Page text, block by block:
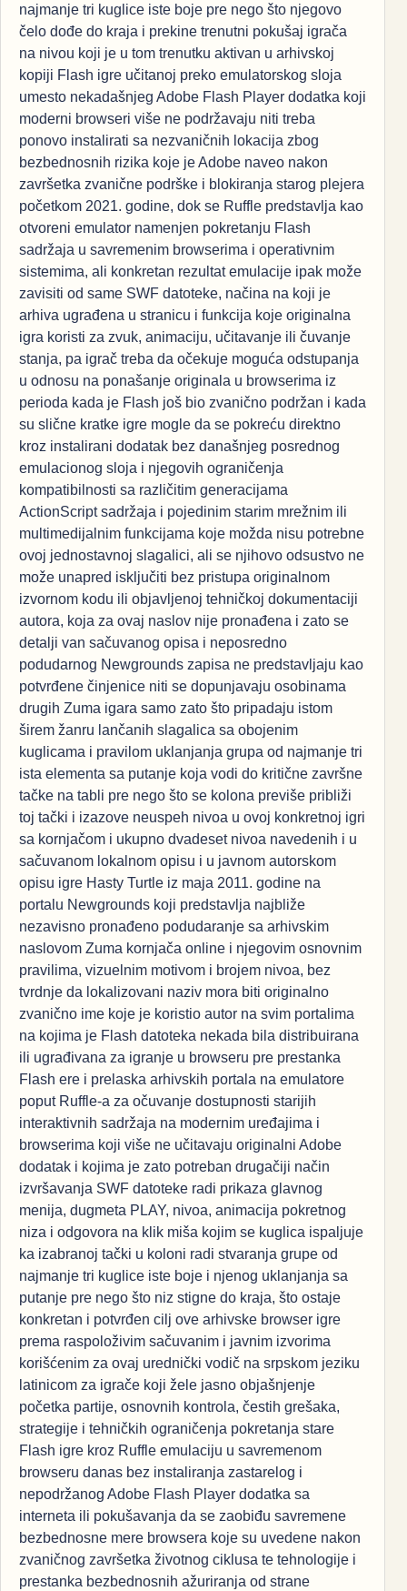
najmanje tri kuglice iste boje pre nego što njegovo
čelo dođe do kraja i prekine trenutni pokušaj igrača
na nivou koji je u tom trenutku aktivan u arhivskoj
kopiji Flash igre učitanoj preko emulatorskog sloja
umesto nekadašnjeg Adobe Flash Player dodatka koji
moderni browseri više ne podržavaju niti treba
ponovo instalirati sa nezvaničnih lokacija zbog
bezbednosnih rizika koje je Adobe naveo nakon
završetka zvanične podrške i blokiranja starog plejera
početkom 2021. godine, dok se Ruffle predstavlja kao
otvoreni emulator namenjen pokretanju Flash
sadržaja u savremenim browserima i operativnim
sistemima, ali konkretan rezultat emulacije ipak može
zavisiti od same SWF datoteke, načina na koji je
arhiva ugrađena u stranicu i funkcija koje originalna
igra koristi za zvuk, animaciju, učitavanje ili čuvanje
stanja, pa igrač treba da očekuje moguća odstupanja
u odnosu na ponašanje originala u browserima iz
perioda kada je Flash još bio zvanično podržan i kada
su slične kratke igre mogle da se pokreću direktno
kroz instalirani dodatak bez današnjeg posrednog
emulacionog sloja i njegovih ograničenja
kompatibilnosti sa različitim generacijama
ActionScript sadržaja i pojedinim starim mrežnim ili
multimedijalnim funkcijama koje možda nisu potrebne
ovoj jednostavnoj slagalici, ali se njihovo odsustvo ne
može unapred isključiti bez pristupa originalnom
izvornom kodu ili objavljenoj tehničkoj dokumentaciji
autora, koja za ovaj naslov nije pronađena i zato se
detalji van sačuvanog opisa i neposredno
podudarnog Newgrounds zapisa ne predstavljaju kao
potvrđene činjenice niti se dopunjavaju osobinama
drugih Zuma igara samo zato što pripadaju istom
širem žanru lančanih slagalica sa obojenim
kuglicama i pravilom uklanjanja grupa od najmanje tri
ista elementa sa putanje koja vodi do kritične završne
tačke na tabli pre nego što se kolona previše približi
toj tački i izazove neuspeh nivoa u ovoj konkretnoj igri
sa kornjačom i ukupno dvadeset nivoa navedenih i u
sačuvanom lokalnom opisu i u javnom autorskom
opisu igre Hasty Turtle iz maja 2011. godine na
portalu Newgrounds koji predstavlja najbliže
nezavisno pronađeno podudaranje sa arhivskim
naslovom Zuma kornjača online i njegovim osnovnim
pravilima, vizuelnim motivom i brojem nivoa, bez
tvrdnje da lokalizovani naziv mora biti originalno
zvanično ime koje je koristio autor na svim portalima
na kojima je Flash datoteka nekada bila distribuirana
ili ugrađivana za igranje u browseru pre prestanka
Flash ere i prelaska arhivskih portala na emulatore
poput Ruffle-a za očuvanje dostupnosti starijih
interaktivnih sadržaja na modernim uređajima i
browserima koji više ne učitavaju originalni Adobe
dodatak i kojima je zato potreban drugačiji način
izvršavanja SWF datoteke radi prikaza glavnog
menija, dugmeta PLAY, nivoa, animacija pokretnog
niza i odgovora na klik miša kojim se kuglica ispaljuje
ka izabranoj tački u koloni radi stvaranja grupe od
najmanje tri kuglice iste boje i njenog uklanjanja sa
putanje pre nego što niz stigne do kraja, što ostaje
konkretan i potvrđen cilj ove arhivske browser igre
prema raspoloživim sačuvanim i javnim izvorima
korišćenim za ovaj urednički vodič na srpskom jeziku
latinicom za igrače koji žele jasno objašnjenje
početka partije, osnovnih kontrola, čestih grešaka,
strategije i tehničkih ograničenja pokretanja stare
Flash igre kroz Ruffle emulaciju u savremenom
browseru danas bez instaliranja zastarelog i
nepodržanog Adobe Flash Player dodatka sa
interneta ili pokušavanja da se zaobiđu savremene
bezbednosne mere browsera koje su uvedene nakon
zvaničnog završetka životnog ciklusa te tehnologije i
prestanka bezbednosnih ažuriranja od strane